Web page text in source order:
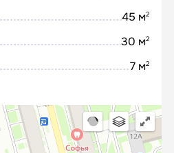
45 м2
30 м2
7 м2